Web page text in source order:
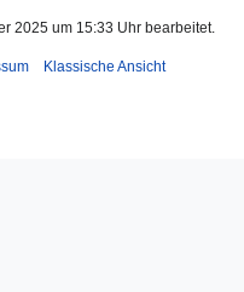
2025 um 15:33 Uhr bearbeitet.
Klassische Ansicht